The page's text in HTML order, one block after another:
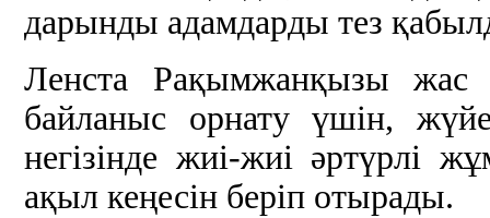
дарынды адамдарды тез
Ленста Рақымжанқызы жас
байланыс орнату үшін,
негізінде жиі-жиі әртүрлі
ақыл кеңесін беріп отырады.